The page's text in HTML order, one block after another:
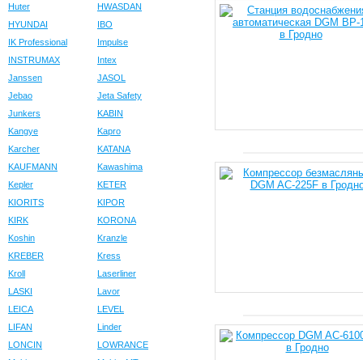
Huter
HWASDAN
HYUNDAI
IBO
IK Professional
Impulse
INSTRUMAX
Intex
Janssen
JASOL
Jebao
Jeta Safety
Junkers
KABIN
Kangye
Kapro
Karcher
KATANA
KAUFMANN
Kawashima
Kepler
KETER
KIORITS
KIPOR
KIRK
KORONA
Koshin
Kranzle
KREBER
Kress
Kroll
Laserliner
LASKI
Lavor
LEICA
LEVEL
LIFAN
Linder
LONCIN
LOWRANCE